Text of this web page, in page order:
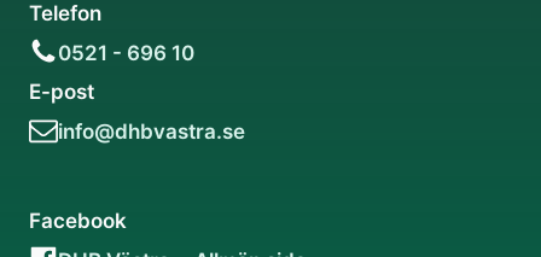
Telefon
0521 - 696 10
E-post
info@dhbvastra.se
Facebook